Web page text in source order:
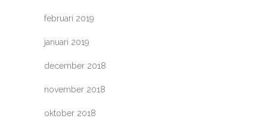
februari 2019
januari 2019
december 2018
november 2018
oktober 2018